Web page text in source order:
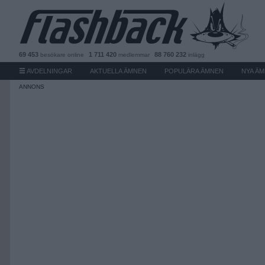
69 453 besökare online 1 711 420 medlemmar 88 760 232 inlägg
AVDELNINGAR AKTUELLA ÄMNEN POPULÄRA ÄMNEN NYA